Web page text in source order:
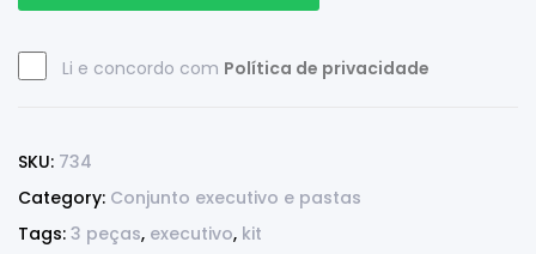
Li e concordo com Política de privacidade
SKU: 734
Category: Conjunto executivo e pastas
Tags: 3 peças, executivo, kit